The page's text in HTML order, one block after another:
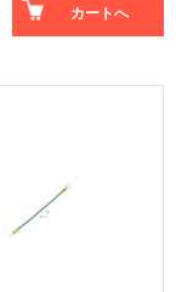
カートへ